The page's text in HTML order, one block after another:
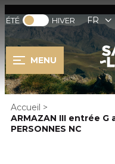
ÉTÉ HIVER FR
MENU
Accueil >
ARMAZAN III entrée G
PERSONNES NC